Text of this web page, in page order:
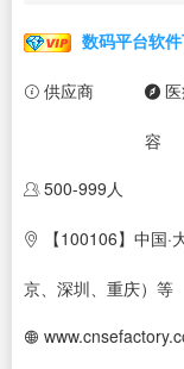
数码平台软
供应商
容
500-999人
【100106】中国
京、深圳、重庆）等